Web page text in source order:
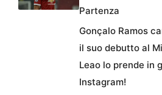
Partenza
Gonçalo Ramos
il suo debutto al
Leao lo prende in
Instagram!